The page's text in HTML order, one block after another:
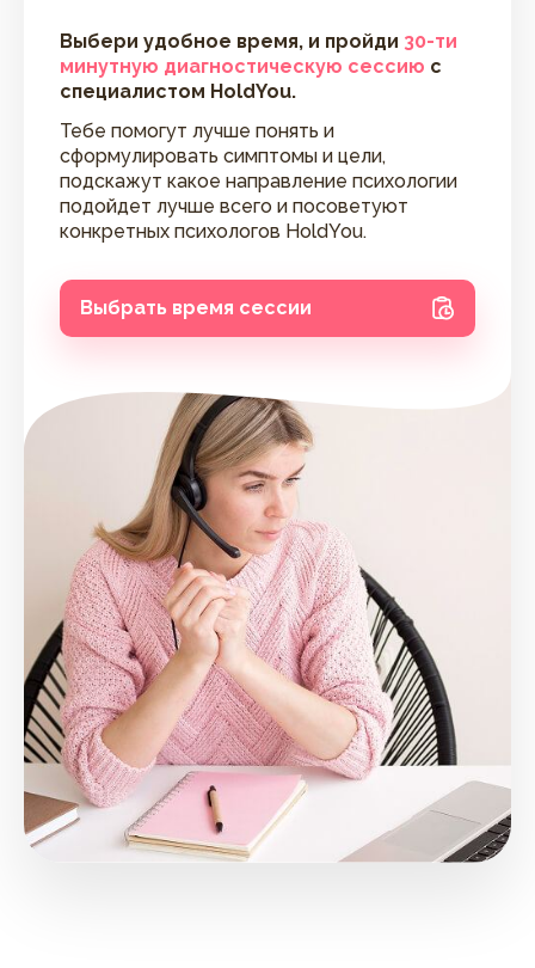
Выбери удобное время, и пройди 30-ти
минутную диагностическую сессию с
специалистом HoldYou.
Тебе помогут лучше понять и
сформулировать симптомы и цели,
подскажут какое направление психологии
подойдет лучше всего и посоветуют
конкретных психологов HoldYou.
Выбрать время сессии